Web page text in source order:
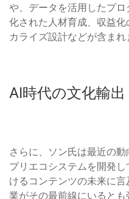
や、データを活用したプ
化された人材育成、収益
カライズ設計などが含まれ
AI時代の文化輸出
さらに、ソン氏は最近の
プリエコシステムを開発
けるコンテンツの未来に
業がその最前線にいるとも